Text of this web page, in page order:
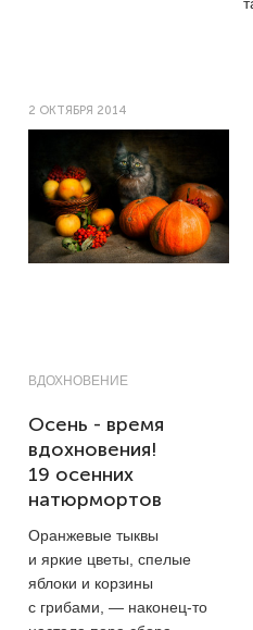
2 ОКТЯБРЯ 2014
ВДОХНОВЕНИЕ
Осень - время
вдохновения!
19 осенних
натюрмортов
Оранжевые тыквы
и яркие цветы, спелые
яблоки и корзины
с грибами, — наконец-то